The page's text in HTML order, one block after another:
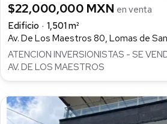
$22,000,000 MXN en venta
Edificio
1,501 m²
ATENCION INVERSIONISTAS - SE
AV. DE LOS MAESTROS